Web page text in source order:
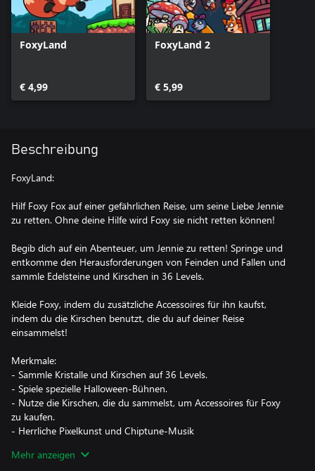
FoxyLand
€ 4,99
FoxyLand 2
€ 5,99
Beschreibung
FoxyLand:
Hilf Foxy Fox auf einer gefährlichen Reise, um seine Liebe Jennie
zu retten. Ohne deine Hilfe wird Foxy sie nicht retten können!
Begib dich auf ein Abenteuer, um Jennie zu retten! Springe und
entkomme den Herausforderungen von Feinden und Fallen und
sammle Edelsteine und Kirschen in 36 Levels.
Kleide Foxy, indem du zusätzliche Accessoires für ihn kaufst,
indem du die Kirschen benutzt, die du auf deiner Reise
einsammelst!
Merkmale:
- Sammle Kristalle und Kirschen auf 36 Levels.
- Spiele spezielle Halloween-Bühnen.
- Nutze die Kirschen, die du sammelst, um Accessoires für Foxy
zu kaufen.
- Herrliche Pixelkunst und Chiptune-Musik
Mehr anzeigen